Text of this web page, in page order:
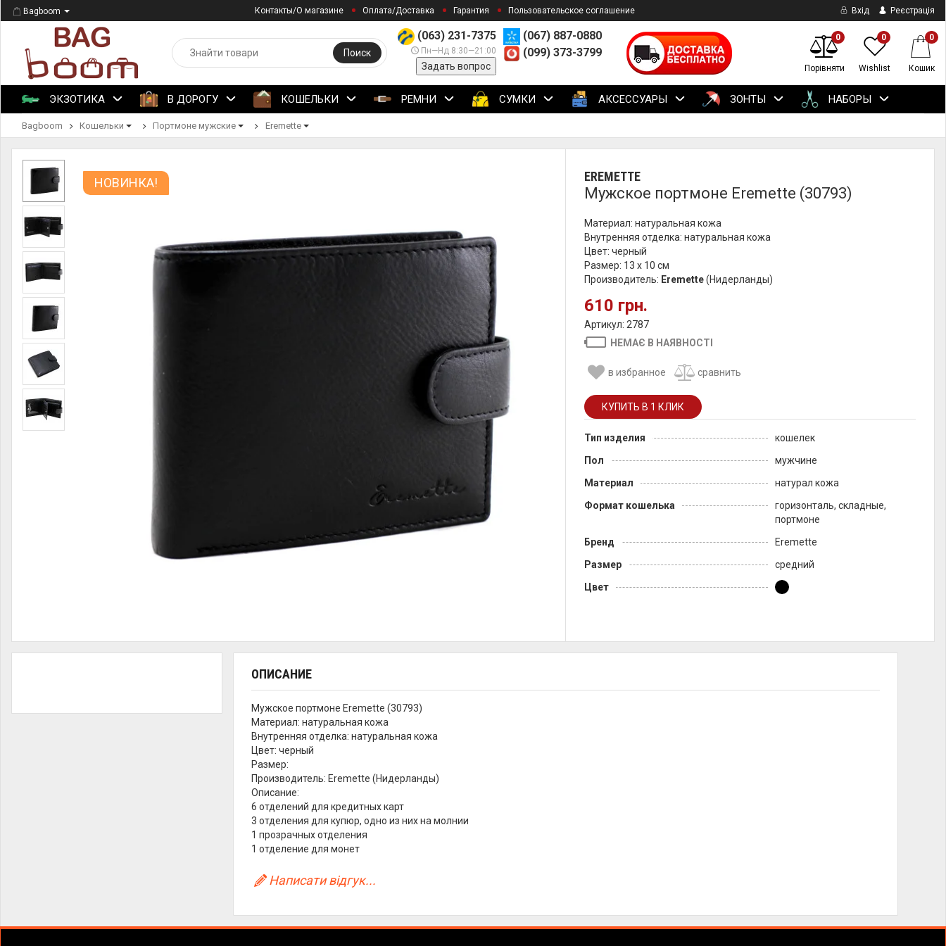
Bagboom Контакты/О магазине Оплата/Доставка Гарантия Пользовательское соглашение Вхід Реєстрація
(063) 231-7375
Пн—Нд 8:30—21:00
Задать вопрос
(067) 887-0880
(099) 373-3799
Поиск
0
Порівняти
0
Wishlist
0
Кошик
ЭКЗОТИКА В ДОРОГУ КОШЕЛЬКИ РЕМНИ СУМКИ АКСЕССУАРЫ ЗОНТЫ НАБОРЫ
Bagboom Кошельки Портмоне мужские Eremette
НОВИНКА! EREMETTE
Мужское портмоне Eremette (30793)
Материал: натуральная кожа
Внутренняя отделка: натуральная кожа
Цвет: черный
Размер: 13 х 10 см
Производитель: Eremette(Нидерланды)
610 грн.
Артикул: 2787
НЕМАЄ В НАЯВНОСТІ
в избранное сравнить
Тип изделия
кошелек
Пол
мужчине
Материал
натурал кожа
Формат кошелька
горизонталь, складные,
портмоне
Бренд
Eremette
Размер
средний
Цвет
ОПИСАНИЕ
Мужское портмоне Eremette (30793)
Материал: натуральная кожа
Внутренняя отделка: натуральная кожа
Цвет: черный
Размер:
Производитель: Eremette (Нидерланды)
Описание:
6 отделений для кредитных карт
3 отделения для купюр, одно из них на молнии
1 прозрачных отделения
1 отделение для монет
Написати відгук...